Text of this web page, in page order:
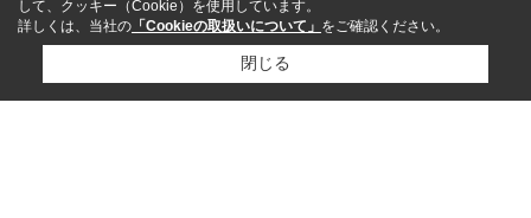
して、クッキー（Cookie）を使用しています。
詳しくは、当社の 「Cookieの取扱いについて」 をご確認ください。
閉じる